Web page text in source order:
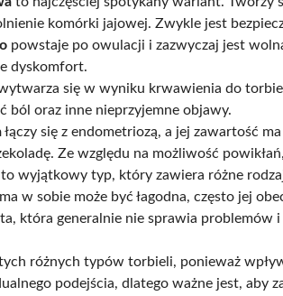
komórki jajowej. Zwykle jest
powstaje po owulacji i zazwyczaj jest
dyskomfort.
się w wyniku krwawienia do
ból oraz inne nieprzyjemne objawy.
łączy się z endometriozą, a jej zawartość
Ze względu na możliwość
to wyjątkowy typ, który zawiera różne
w sobie może być łagodna, często jej
która generalnie nie sprawia problemów
różnych typów torbieli, ponieważ
podejścia, dlatego ważne jest, aby